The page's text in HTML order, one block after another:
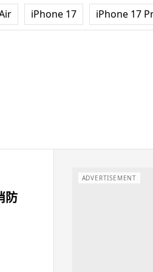
iPhone 17 iPhone 17
防
ADVERTISEMENT